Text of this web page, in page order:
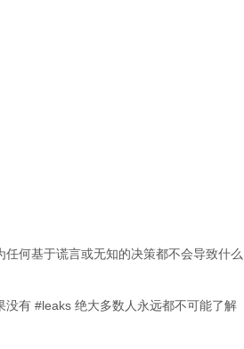
何基于谎言或无知的决策都不会导致什么
有 #leaks 绝大多数人永远都不可能了解